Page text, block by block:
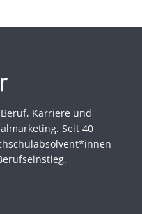
Karriere und
Seit 40